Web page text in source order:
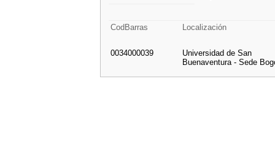
CodBarras Localización
0034000039
Universidad de San
Buenaventura - Sede